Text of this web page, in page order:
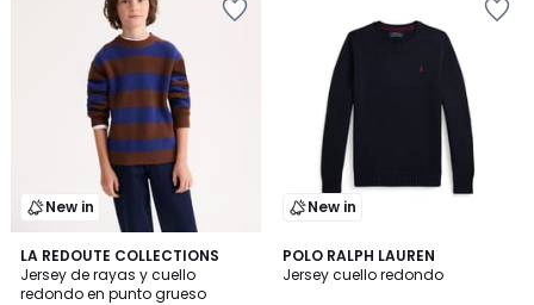
descuento
New in
LA REDOUTE COLLECTIONS
Jersey de rayas y cuello
redondo en punto grueso
2
Colores
New in
POLO RALPH LAUREN
Jersey cuello redondo
5
/